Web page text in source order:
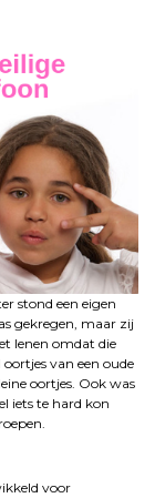
stond een eigen
gekregen, maar zij
lenen omdat die
van een oude
oortjes. Ook was
iets te hard kon
voor